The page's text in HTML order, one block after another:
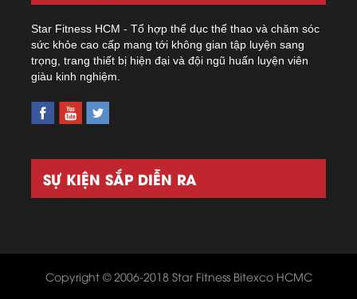
Star Fitness HCM - Tổ hợp thể dục thể thao và chăm sóc
sức khỏe cao cấp mang tới không gian tập luyện sang
trọng, trang thiết bị hiện đại và đội ngũ huấn luyện viên
giàu kinh nghiệm.
SỰ KIỆN SẮP DIỄN RA
Copyright © 2006-2018 Star Fitness Bitexco HCMC